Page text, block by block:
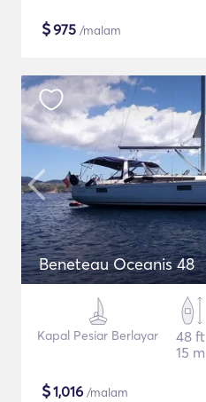
$975 /malam
Beneteau Oceanis 48
Kapal Pesiar Berlayar
48 ft
15 m
$1,016 /malam